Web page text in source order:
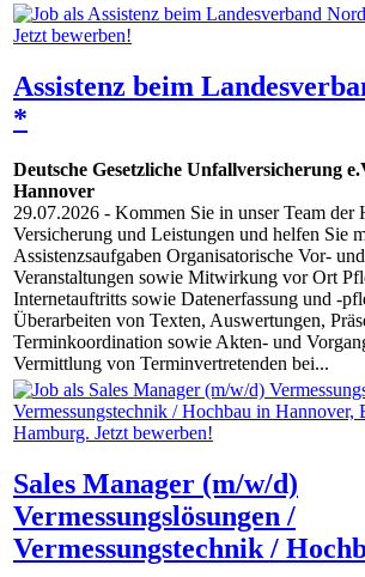
Assistenz beim
*
Deutsche Gesetzliche Unfallversicherung
Hannover
29.07.2026 - Kommen Sie in unser Team der
Versicherung und Leistungen und helfen Sie
Assistenzsaufgaben Organisatorische Vor-
Veranstaltungen sowie Mitwirkung vor Ort
Internetauftritts sowie Datenerfassung und -
Überarbeiten von Texten, Auswertungen,
Terminkoordination sowie Akten- und
Vermittlung von Terminvertretenden bei...
Sales Manager (m/w/d)
Vermessungslösungen /
Vermessungstechnik /